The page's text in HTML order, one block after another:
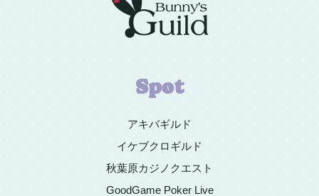
Spot
アキバギルド
イケブクロギルド
秋葉原カジノクエスト
GoodGame Poker Live